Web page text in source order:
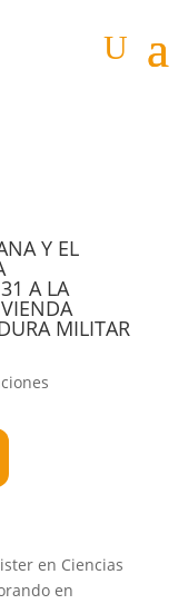
Y EL
A LA
MILITAR
en Ciencias
en